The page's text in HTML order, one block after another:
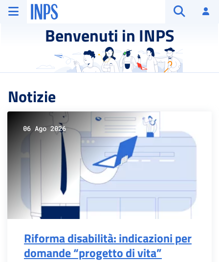
Vai al menu principale
Vai al contenuto principale
Vai al pie' di pagina
INPS ()
Benvenuti in INPS
Notizie
06 Ago 2026
Riforma disabilità: indicazioni per
domande “progetto di vita”